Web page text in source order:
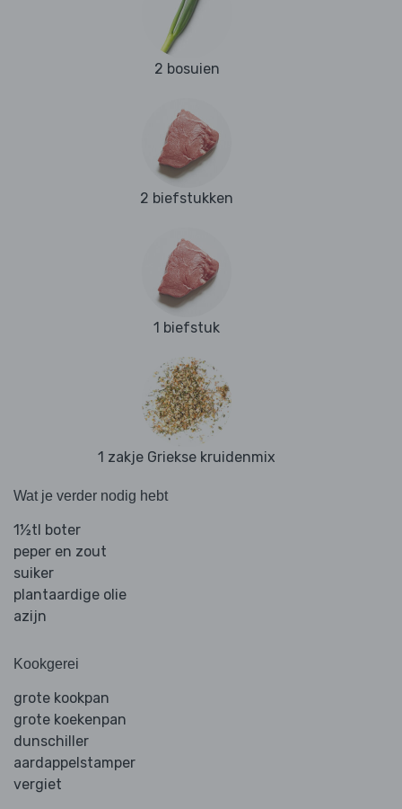
2 bosuien
2 biefstukken
1 biefstuk
1 zakje Griekse kruidenmix
Wat je verder nodig hebt
1½tl boter
peper en zout
suiker
plantaardige olie
azijn
Kookgerei
grote kookpan
grote koekenpan
dunschiller
aardappelstamper
vergiet